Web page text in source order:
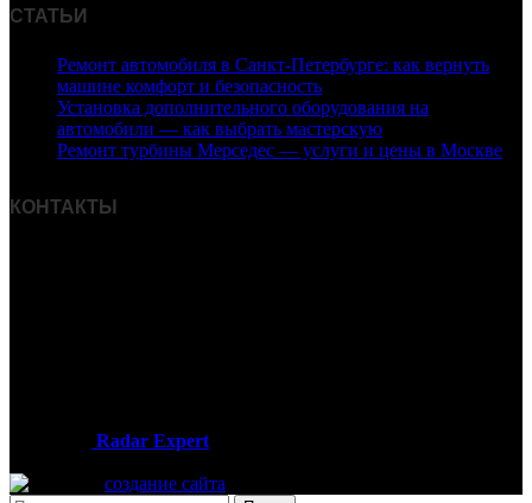
СТАТЬИ
Ремонт автомобиля в Санкт‑Петербурге: как вернуть
машине комфорт и безопасность
Установка дополнительного оборудования на
автомобили — как выбрать мастерскую
Ремонт турбины Мерседес — услуги и цены в Москве
КОНТАКТЫ
Radar Expert
создание сайта